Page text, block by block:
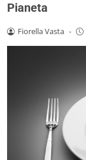
Pianeta
Fiorella Vasta -